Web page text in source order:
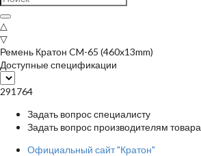
△
▽
Ремень Кратон CM-65 (460x13mm)
Доступные спецификации
291764
Задать вопрос специалисту
Задать вопрос производителям товара
Официальный сайт "Кратон"